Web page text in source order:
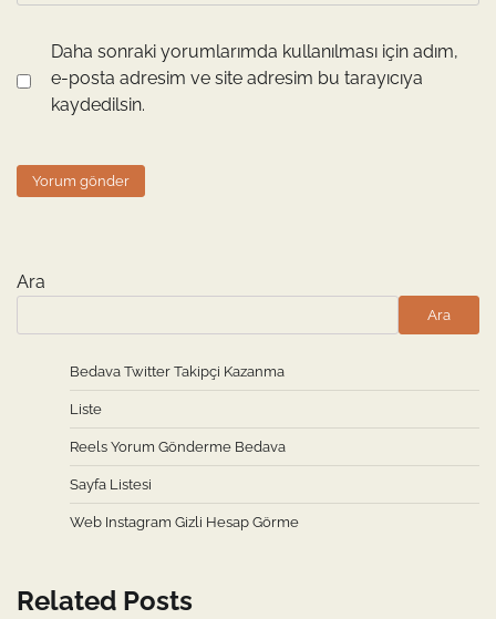
Daha sonraki yorumlarımda kullanılması için adım,
e-posta adresim ve site adresim bu tarayıcıya
kaydedilsin.
Ara
Ara
Bedava Twitter Takipçi Kazanma
Liste
Reels Yorum Gönderme Bedava
Sayfa Listesi
Web Instagram Gizli Hesap Görme
Related Posts